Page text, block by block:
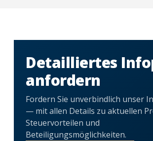
Detailliertes
anfordern
Fordern Sie unverbindlich unser
— mit allen Details zu aktuellen
Steuervorteilen und
Beteiligungsmöglichkeiten.